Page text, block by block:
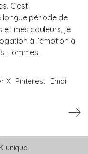
C’est
longue période de
et mes couleurs, je
à l’émotion à
Hommes.
X Pinterest Email
unique